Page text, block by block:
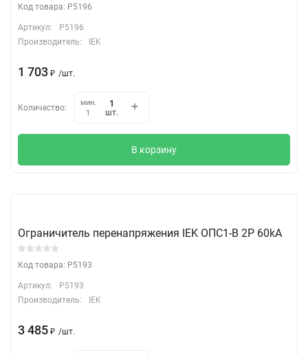
Код товара: P5196
Артикул:
P5196
Производитель:
IEK
1 703 ₽ /шт.
Количество:
мин.
1
шт.
В корзину
Ограничитель перенапряжения IEK ОПС1-B 2Р 60kA
Код товара: P5193
Артикул:
P5193
Производитель:
IEK
3 485 ₽ /шт.